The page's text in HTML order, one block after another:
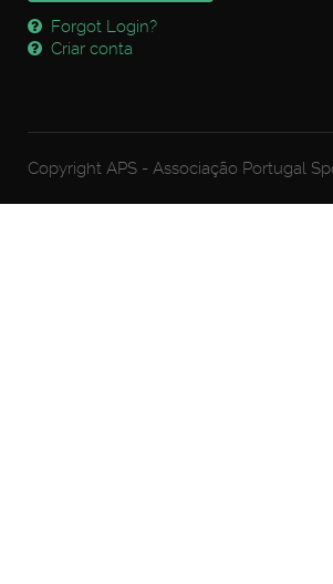
Forgot Login?
Criar conta
Copyright APS - Associação Portugal